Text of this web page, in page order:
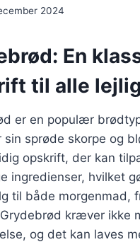
2024
En
til alle
er en populær
sin sprøde skorpe og
opskrift, der kan
ingredienser, hvilket
til både morgenmad,
kræver ikke
og det kan laves